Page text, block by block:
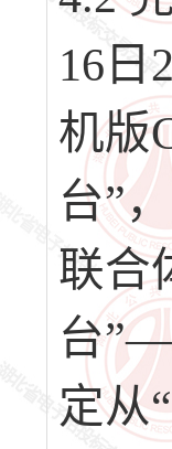
16日
机版
台”
联合
台
定从